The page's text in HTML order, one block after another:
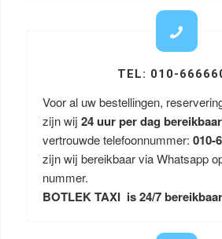
TEL: 010-
Voor al uw bestellingen,
zijn wij 24 uur per dag bereikbaar
vertrouwde telefoonnummer: 010-
zijn wij bereikbaar via Whatsapp
nummer.
BOTLEK TAXI is 24/7